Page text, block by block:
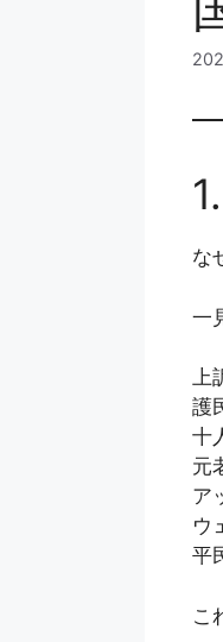
な
一
上
護
十
元
ア
ウ
平
こ